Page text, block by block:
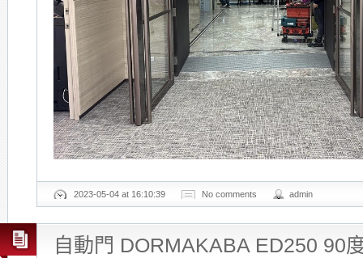
2023-05-04 at 16:10:39 No comments admin
自動門 DORMAKABA ED250 90